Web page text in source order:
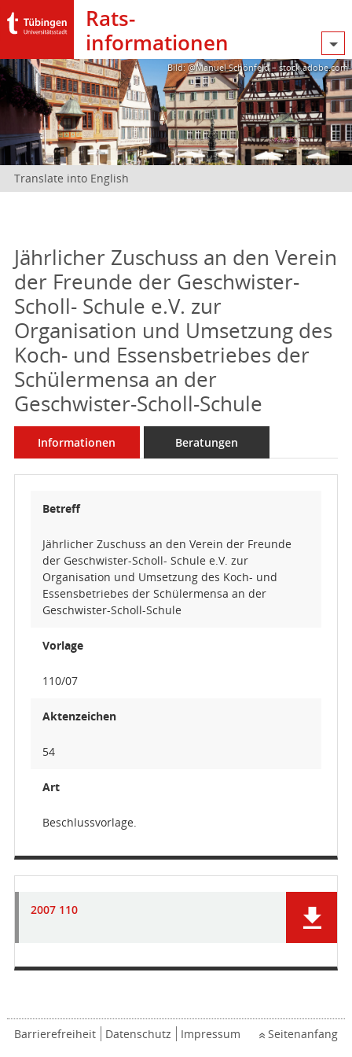
Rats­
informationen
Bild: @Manuel Schönfeld – stock.adobe.com
Translate into English
Jährlicher Zuschuss an den Verein
der Freunde der Geschwister-
Scholl- Schule e.V. zur
Organisation und Umsetzung des
Koch- und Essensbetriebes der
Schülermensa an der
Geschwister-Scholl-Schule
Informationen Beratungen
Betreff
Jährlicher Zuschuss an den Verein der Freunde
der Geschwister-Scholl- Schule e.V. zur
Organisation und Umsetzung des Koch- und
Essensbetriebes der Schülermensa an der
Geschwister-Scholl-Schule
Vorlage
110/07
Aktenzeichen
54
Art
Beschlussvorlage.
2007 110
Barrierefreiheit Datenschutz Impressum Seitenanfang